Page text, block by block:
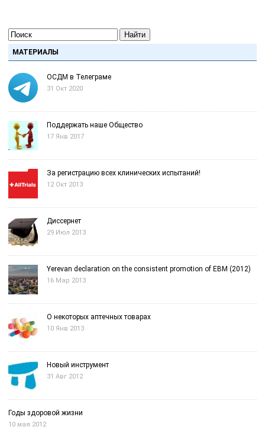
Найти
МАТЕРИАЛЫ
ОСДМ в Телеграме
31 Окт 2020
Поддержать наше Общество
17 Янв 2017
За регистрацию всех клинических испытаний!
12 Окт 2013
Диссернет
29 Июл 2013
Yerevan declaration on the consistent promotion of EBM (2012)
16 Мар 2013
О некоторых аптечных товарах
10 Янв 2013
Новый инструмент
31 Авг 2012
Годы здоровой жизни
10 мая 2012